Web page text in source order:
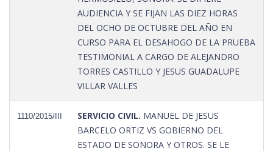
AUDIENCIA Y SE FIJAN LAS DIEZ HORAS
DEL OCHO DE OCTUBRE DEL AÑO EN
CURSO PARA EL DESAHOGO DE LA PRUEBA
TESTIMONIAL A CARGO DE ALEJANDRO
TORRES CASTILLO Y JESUS GUADALUPE
VILLAR VALLES
1110/2015/III SERVICIO CIVIL. MANUEL DE JESUS
BARCELO ORTIZ VS GOBIERNO DEL
ESTADO DE SONORA Y OTROS. SE LE